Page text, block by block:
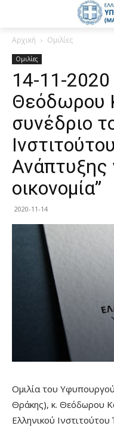
Αρχική Ομιλίες
Ομιλίες
14-11-2020
Θεόδωρου
συνέδριο
Ανάπτυξης
οικονομία”
2020-11-14
Ομιλία του
Θράκης), κ. Θεόδωρου
Ελληνικού